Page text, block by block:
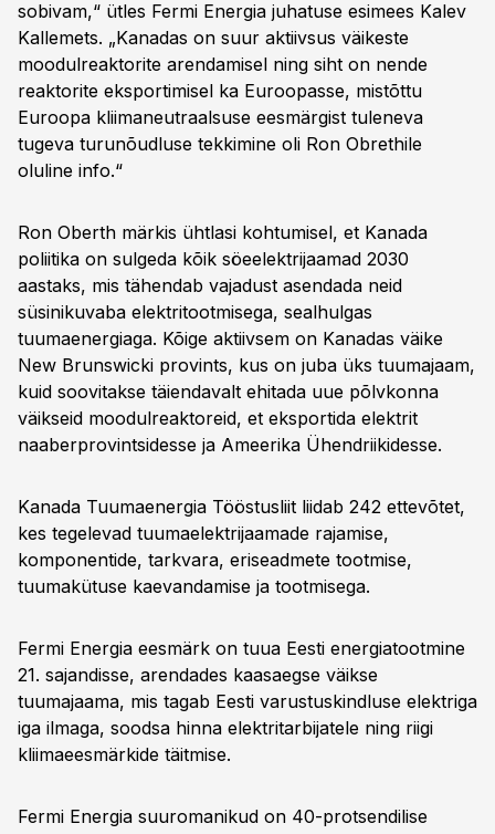
sobivam,“ ütles Fermi Energia juhatuse esimees Kalev
Kallemets. „Kanadas on suur aktiivsus väikeste
moodulreaktorite arendamisel ning siht on nende
reaktorite eksportimisel ka Euroopasse, mistõttu
Euroopa kliimaneutraalsuse eesmärgist tuleneva
tugeva turunõudluse tekkimine oli Ron Obrethile
oluline info.“
Ron Oberth märkis ühtlasi kohtumisel, et Kanada
poliitika on sulgeda kõik söeelektrijaamad 2030
aastaks, mis tähendab vajadust asendada neid
süsinikuvaba elektritootmisega, sealhulgas
tuumaenergiaga. Kõige aktiivsem on Kanadas väike
New Brunswicki provints, kus on juba üks tuumajaam,
kuid soovitakse täiendavalt ehitada uue põlvkonna
väikseid moodulreaktoreid, et eksportida elektrit
naaberprovintsidesse ja Ameerika Ühendriikidesse.
Kanada Tuumaenergia Tööstusliit liidab 242 ettevõtet,
kes tegelevad tuumaelektrijaamade rajamise,
komponentide, tarkvara, eriseadmete tootmise,
tuumakütuse kaevandamise ja tootmisega.
Fermi Energia eesmärk on tuua Eesti energiatootmine
21. sajandisse, arendades kaasaegse väikse
tuumajaama, mis tagab Eesti varustuskindluse elektriga
iga ilmaga, soodsa hinna elektritarbijatele ning riigi
kliimaeesmärkide täitmise.
Fermi Energia suuromanikud on 40-protsendilise